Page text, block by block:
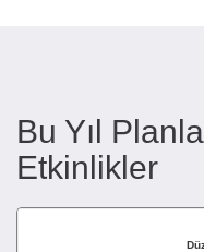
Bu Yıl
Etkinlikler